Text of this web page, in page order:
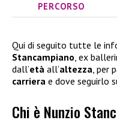
PERCORSO
Qui di seguito tutte le
Stancampiano, ex
dall’età all’altezza, per
carriera e dove seguirlo
Chi è Nunzio